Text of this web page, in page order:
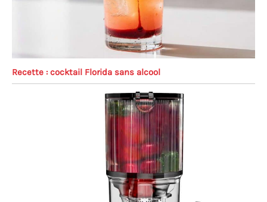
Recette : cocktail Florida sans alcool